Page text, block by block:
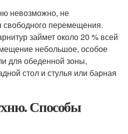
невозможно, не
свободного перемещения.
займет около 20 % всей
небольшое, особое
для обеденной зоны,
стол и стулья или барная
Способы